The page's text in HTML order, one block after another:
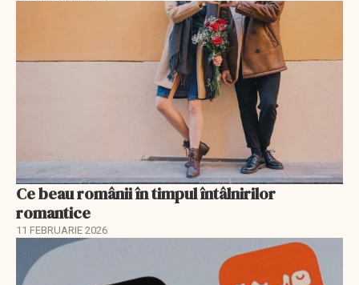
Ce beau românii în timpul întâlnirilor
romantice
11 FEBRUARIE 2026